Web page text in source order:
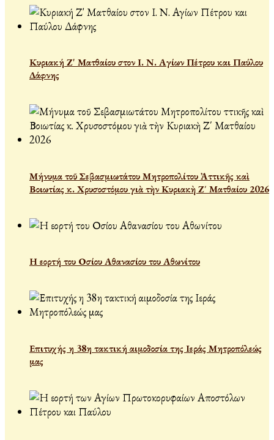
Κυριακή Ζ' Ματθαίου στον Ι. Ν. Αγίων Πέτρου και Παύλου
Δάφνης
Μήνυμα τοῦ Σεβασμιωτάτου Μητροπολίτου Ἀττικῆς καὶ
Βοιωτίας κ. Χρυσοστόμου γιὰ τὴν Κυριακὴ Ζ΄ Ματθαίου 2026
Η εορτή του Οσίου Αθανασίου του Αθωνίτου
Επιτυχής η 38η τακτική αιμοδοσία της Ιεράς Μητροπόλεώς
μας